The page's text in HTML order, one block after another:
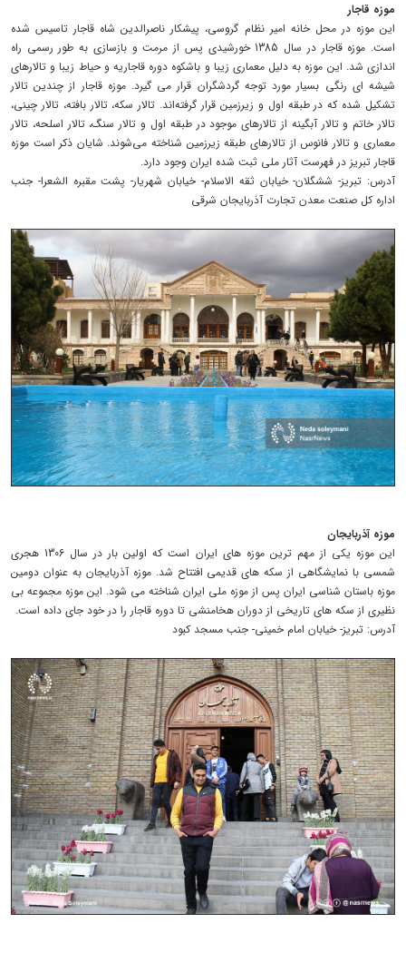
موزه قاجار
این موزه در محل خانه امیر نظام گروسی، پیشکار ناصرالدین شاه قاجار تاسیس شده
است. موزه قاجار در سال 1385 خورشیدی پس از مرمت و بازسازی به طور رسمی راه
اندازی شد. این موزه به دلیل معماری زیبا و باشکوه دوره قاجاریه و حیاط زیبا و تالارهای
شیشه ای رنگی بسیار مورد توجه گردشگران قرار می گیرد. موزه قاجار از چندین تالار
تشکیل شده که در طبقه اول و زیرزمین قرار گرفته‌اند. تالار سکه، تالار بافته، تالار چینی،
تالار خاتم و تالار آبگینه از تالارهای موجود در طبقه اول و تالار سنگ، تالار اسلحه، تالار
معماری و تالار فانوس از تالارهای طبقه زیرزمین شناخته می‌شوند. شایان ذکر است موزه
قاجار تبریز در فهرست آثار ملی ثبت شده ایران وجود دارد.
آدرس: تبریز- ششگلان- خیابان ثقه الاسلام- خیابان شهریار- پشت مقبره الشعرا- جنب
اداره کل صنعت معدن تجارت آذربایجان شرقی
موزه آذربایجان
این موزه یکی از مهم ترین موزه های ایران است که اولین بار در سال 1306 هجری
شمسی با نمایشگاهی از سکه های قدیمی افتتاح شد. موزه آذربایجان به عنوان دومین
موزه باستان شناسی ایران پس از موزه ملی ایران شناخته می شود. این موزه مجموعه بی
نظیری از سکه های تاریخی از دوران هخامنشی تا دوره قاجار را در خود جای داده است.
آدرس: تبریز- خیابان امام خمینی- جنب مسجد کبود